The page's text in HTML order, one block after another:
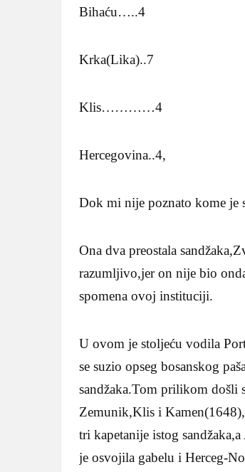
Bihaću…..4
Krka(Lika)..7
Klis…………4
Hercegovina..4,
Dok mi nije poznato kome je
Ona dva preostala
razumljivo,jer on nije bio
spomena ovoj instituciji.
U ovom je stoljeću vodila
se suzio opseg bosanskog
sandžaka.Tom prilikom došli
Zemunik,Klis i
tri kapetanije istog
je osvojila gabelu i Herceg-